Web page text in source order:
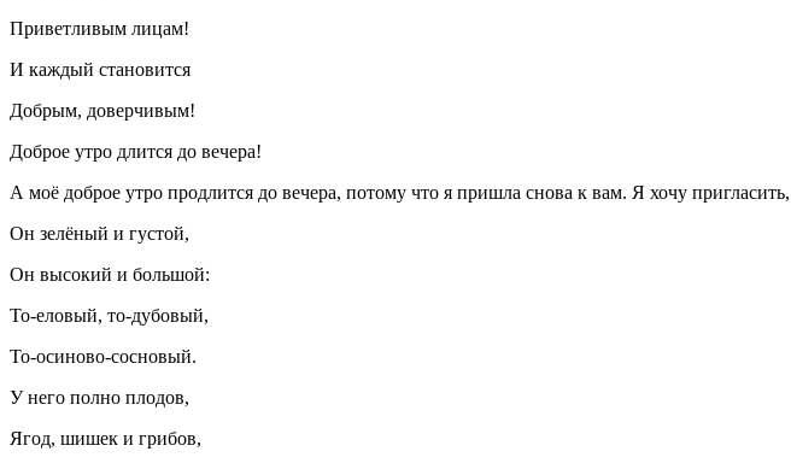
Приветливым лицам!
И каждый становится
Добрым, доверчивым!
Доброе утро длится до вечера!
А моё доброе утро продлится до вечера, потому что я пришла снова к вам. Я хочу
Он зелёный и густой,
Он высокий и большой:
То-еловый, то-дубовый,
То-осиново-сосновый.
У него полно плодов,
Ягод, шишек и грибов,